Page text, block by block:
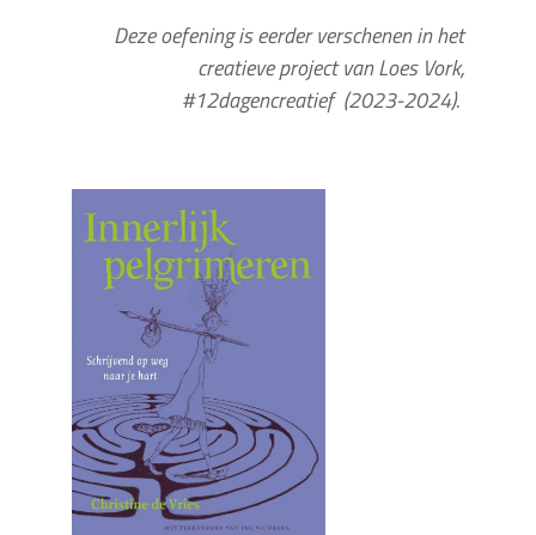
Deze oefening is eerder verschenen in het
creatieve project van Loes Vork,
#12dagencreatief (2023-2024).